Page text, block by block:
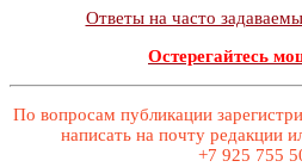
Ответы на часто
Остерегайтесь
По вопросам публикации
написать на почту редакции
+7 925 755